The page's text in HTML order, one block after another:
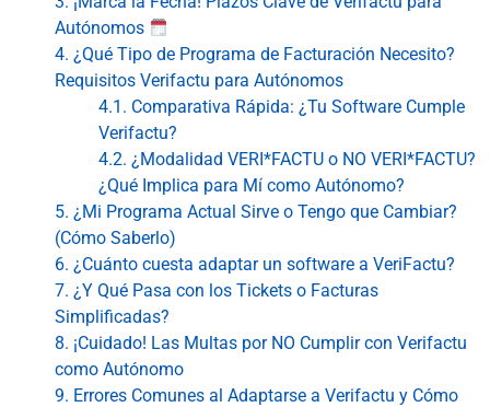
Autónomos
4. ¿Qué Tipo de Programa de Facturación Necesito?
Requisitos Verifactu para Autónomos
4.1. Comparativa Rápida: ¿Tu Software Cumple
Verifactu?
4.2. ¿Modalidad VERI*FACTU o NO VERI*FACTU?
¿Qué Implica para Mí como Autónomo?
5. ¿Mi Programa Actual Sirve o Tengo que Cambiar?
(Cómo Saberlo)
6. ¿Cuánto cuesta adaptar un software a VeriFactu?
7. ¿Y Qué Pasa con los Tickets o Facturas
Simplificadas?
8. ¡Cuidado! Las Multas por NO Cumplir con Verifactu
como Autónomo
9. Errores Comunes al Adaptarse a Verifactu y Cómo